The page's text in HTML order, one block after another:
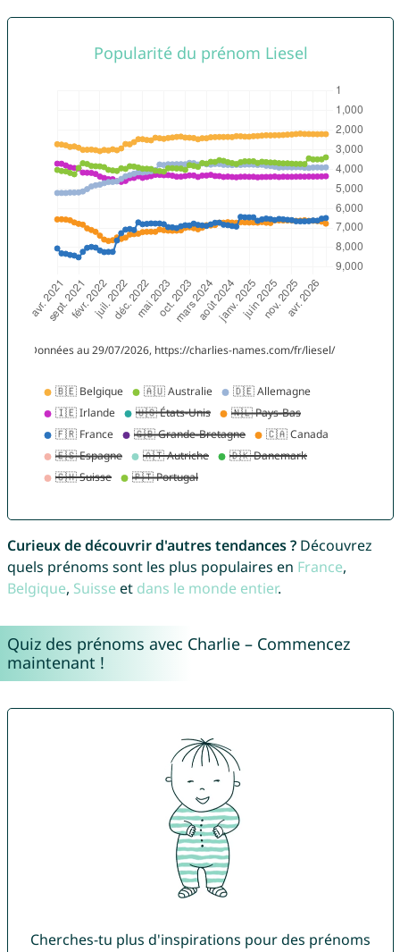
Curieux de découvrir d'autres tendances ?Découvrez
quels prénoms sont les plus populaires en France,
Belgique, Suisse et dans le monde entier.
Quiz des prénoms avec Charlie – Commencez
maintenant !
Cherches-tu plus d'inspirations pour des prénoms